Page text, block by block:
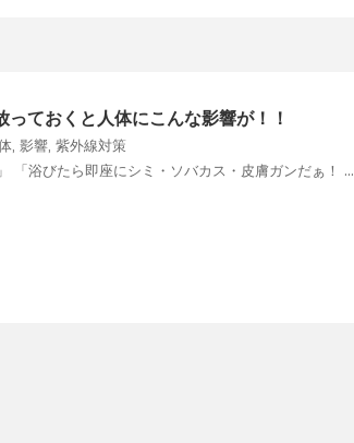
ておくと人体にこんな影響が！！
, 影響, 紫外線対策
「浴びたら即座にシミ・ソバカス・皮膚ガンだぁ！ ...